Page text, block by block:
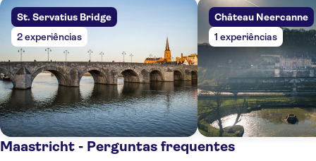
St. Servatius Bridge
2 experiências
Château Neercanne
1 experiências
Maastricht - Perguntas frequentes